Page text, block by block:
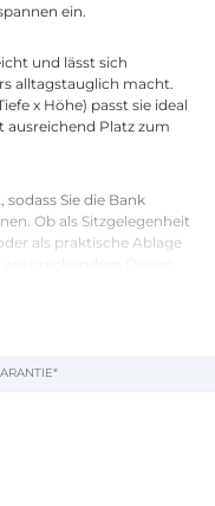
ein.
und lässt sich
alltagstauglich macht.
x Höhe) passt sie ideal
ausreichend Platz zum
Sie die Bank
Ob als Sitzgelegenheit
als praktische Ablage
x H)